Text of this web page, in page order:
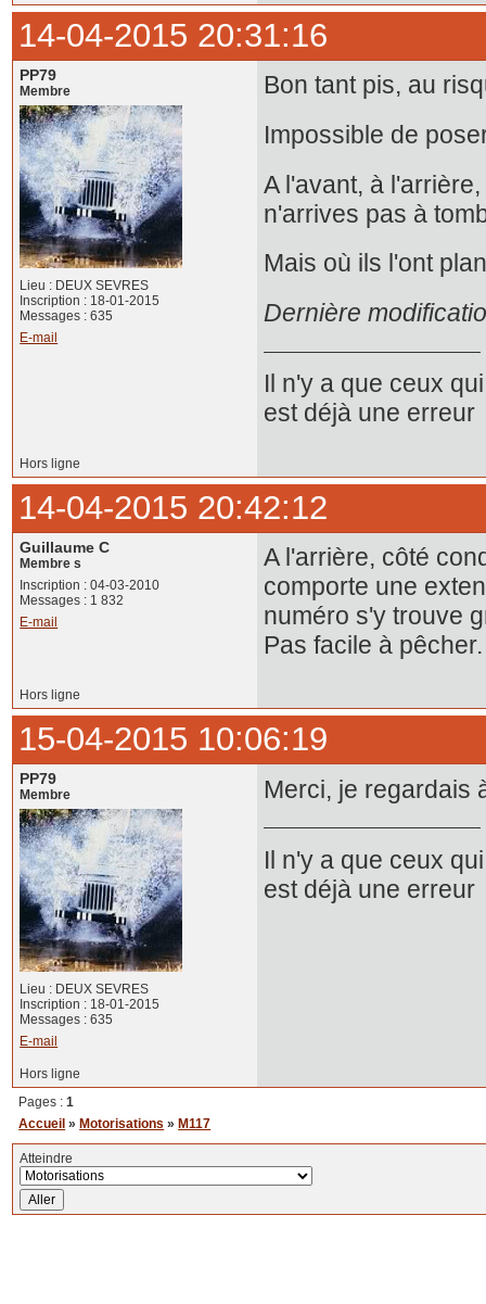
14-04-2015 20:31:16
PP79
Membre
Lieu : DEUX SEVRES
Inscription : 18-01-2015
Messages : 635
E-mail
Bon tant pis, au
Impossible de
A l'avant, à
n'arrives pas à
Mais où ils l'ont
Dernière
Il n'y a que ceux
est déjà une erreur
Hors ligne
14-04-2015 20:42:12
Guillaume C
Membre s
Inscription : 04-03-2010
Messages : 1 832
E-mail
A l'arrière, côté
comporte une
numéro s'y trouve
Pas facile à pêcher.
Hors ligne
15-04-2015 10:06:19
PP79
Membre
Lieu : DEUX SEVRES
Inscription : 18-01-2015
Messages : 635
E-mail
Merci, je regardais
Il n'y a que ceux
est déjà une erreur
Hors ligne
Pages :1
Accueil » Motorisations » M117
Atteindre